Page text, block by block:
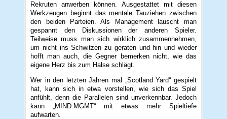
Rekruten anwerben können. Ausgestattet mit diesen
Werkzeugen beginnt das mentale Tauziehen zwischen
den beiden Parteien. Als Management lauscht man
gespannt den Diskussionen der anderen Spieler.
Teilweise muss man sich wirklich zusammennehmen,
um nicht ins Schwitzen zu geraten und hin und wieder
hofft man auch, die Gegner bemerken nicht, wie das
eigene Herz bis zum Halse schlägt.
Wer in den letzten Jahren mal „Scotland Yard“ gespielt
hat, kann sich in etwa vorstellen, wie sich das Spiel
anfühlt, denn die Parallelen sind unverkennbar. Jedoch
kann „MIND:MGMT“ mit etwas mehr Spieltiefe
aufwarten.